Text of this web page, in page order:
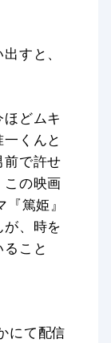
すと、
どムキ
くんと
前で許せ
の映画
篤姫』
、時を
こと
にて配信